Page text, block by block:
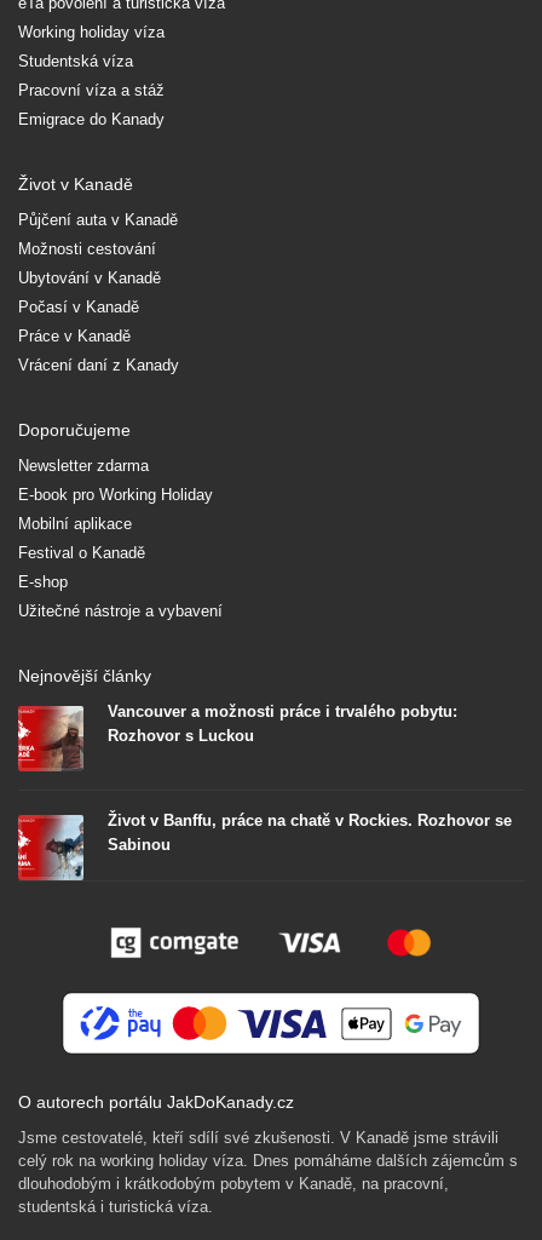
Working holiday víza
Studentská víza
Pracovní víza a stáž
Emigrace do Kanady
Život v Kanadě
Půjčení auta v Kanadě
Možnosti cestování
Ubytování v Kanadě
Počasí v Kanadě
Práce v Kanadě
Vrácení daní z Kanady
Doporučujeme
Newsletter zdarma
E-book pro Working Holiday
Mobilní aplikace
Festival o Kanadě
E-shop
Užitečné nástroje a vybavení
Nejnovější články
Vancouver a možnosti práce i trvalého pobytu:
Rozhovor s Luckou
Život v Banffu, práce na chatě v Rockies. Rozhovor se
Sabinou
O autorech portálu JakDoKanady.cz
Jsme cestovatelé, kteří sdílí své zkušenosti. V Kanadě jsme strávili
celý rok na working holiday víza. Dnes pomáháme dalších zájemcům s
dlouhodobým i krátkodobým pobytem v Kanadě, na pracovní,
studentská i turistická víza.